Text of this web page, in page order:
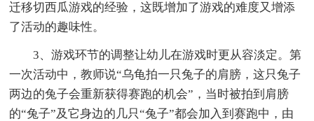
迁移切西瓜游戏的经验，这既增加了游戏的难度又增添
了活动的趣味性。
3、游戏环节的调整让幼儿在游戏时更从容淡定。第
一次活动中，教师说“乌龟拍一只兔子的肩膀，这只兔子
两边的兔子会重新获得赛跑的机会”，当时被拍到肩膀
的“兔子”及它身边的几只“兔子”都会加入到赛跑中，由